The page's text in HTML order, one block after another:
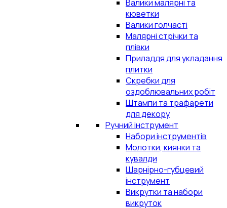
Валики малярні та
кюветки
Валики голчасті
Малярні стрічки та
плівки
Приладдя для укладання
плитки
Скребки для
оздоблювальних робіт
Штампи та трафарети
для декору
Ручний інструмент
Набори інструментів
Молотки, киянки та
кувалди
Шарнірно-губцевий
інструмент
Викрутки та набори
викруток